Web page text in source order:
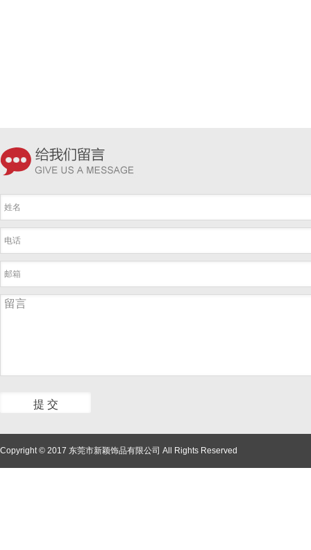
Copyright © 2017 东莞市新颖饰品有限公司 All Rights Reserved